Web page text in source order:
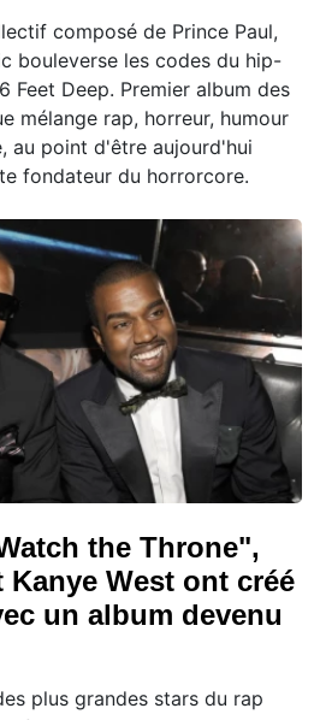
composé de Prince Paul,
bouleverse les codes du hip-
Feet Deep. Premier album des
mélange rap, horreur, humour
au point d'être aujourd'hui
fondateur du horrorcore.
the Throne",
Kanye West ont créé
un album devenu
plus grandes stars du rap